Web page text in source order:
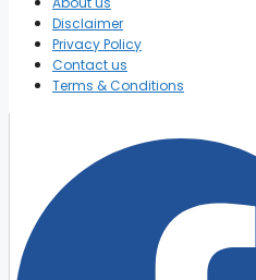
Disclaimer
Privacy Policy
Contact us
Terms & Conditions